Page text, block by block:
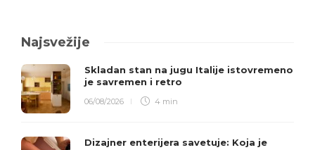
Najsvežije
Skladan stan na jugu Italije istovremeno
je savremen i retro
06/08/2026 4 min
Dizajner enterijera savetuje: Koja je